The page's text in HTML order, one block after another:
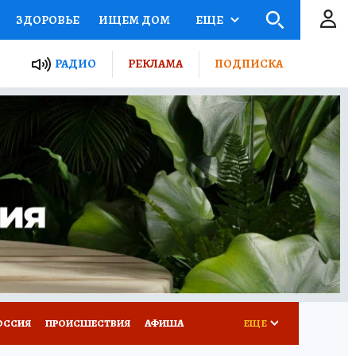
ЗДОРОВЬЕ ИЩЕМ ДОМ
ПРОЕКТЫ РОССИИ
ПУТЕВОДИТЕЛЬ
ТУРИЗМ
ПОТРЕБИТЕЛЯ ВСЕ О КП
ЕЩЕ
РАДИО РЕКЛАМА ПОДПИСКА
ПРОИСШЕСТВИЯ АФИША ЕЩЕ